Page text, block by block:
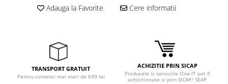
Gaming PC & Console
Mouse Gaming
Scaune Gaming
Tastaturi Gaming
Adauga la Favorite Cere informatii
TRANSPORT GRATUIT
Pentru comenzi mai mari de 699 lei
ACHIZITIE PRIN SICAP
Produsele si serviciile One-IT pot fi
achizitionate si prin SICAP/ SEAP